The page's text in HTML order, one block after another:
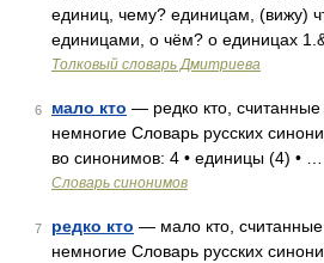
единиц, чему? единицам, (вижу)
единицами, о чём? о единицах
Толковый словарь Дмитриева
6 мало кто — редко кто,
немногие Словарь русских
во синонимов: 4 • единицы (4) • …
Словарь синонимов
7 редко кто — мало кто,
немногие Словарь русских